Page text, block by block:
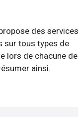
des services
sur tous types de
lors de chacune de
ainsi.